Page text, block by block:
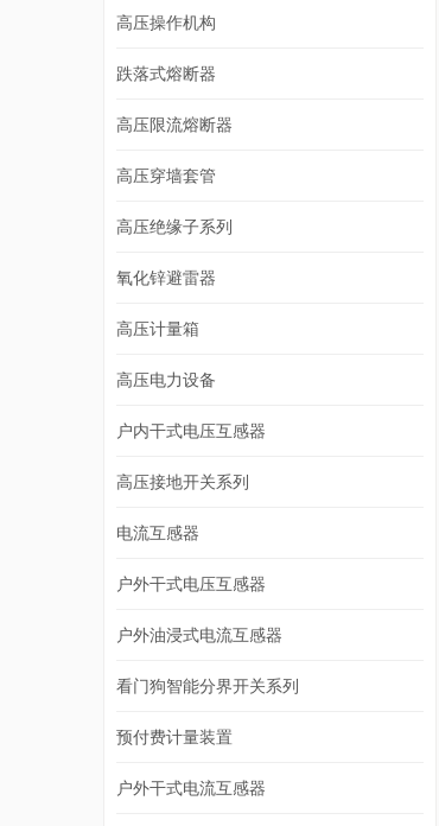
高压操作机构
跌落式熔断器
高压限流熔断器
高压穿墙套管
高压绝缘子系列
氧化锌避雷器
高压计量箱
高压电力设备
户内干式电压互感器
高压接地开关系列
电流互感器
户外干式电压互感器
户外油浸式电流互感器
看门狗智能分界开关系列
预付费计量装置
户外干式电流互感器